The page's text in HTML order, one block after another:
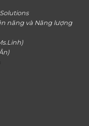
năng và Năng lượng